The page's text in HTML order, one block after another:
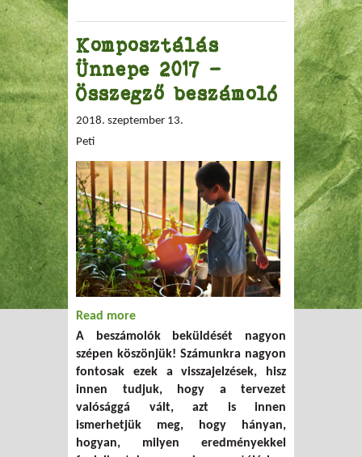
Komposztálás
Ünnepe 2017 -
Összegző beszámoló
2018. szeptember 13.
Peti
Read more
Összegző beszámoló
A beszámolók beküldését nagyon
szépen köszönjük! Számunkra nagyon
fontosak ezek a visszajelzések, hisz
innen tudjuk, hogy a tervezet
valósággá vált, azt is innen
ismerhetjük meg, hogy hányan,
hogyan, milyen eredményekkel